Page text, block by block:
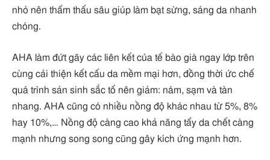
nhỏ nên thẩm thấu sâu giúp làm bạt sừng, sáng da nhanh
chóng.
AHA làm đứt gãy các liên kết của tế bào già ngay lớp trên
cùng cải thiện kết cấu da mềm mại hơn, đồng thời ức chế
quá trình sản sinh sắc tố nên giảm: nám, sạm và tàn
nhang. AHA cũng có nhiều nồng độ khác nhau từ 5%, 8%
hay 10%,… Nồng độ càng cao khả năng tẩy da chết càng
mạnh nhưng song song cũng gây kích ứng mạnh hơn.